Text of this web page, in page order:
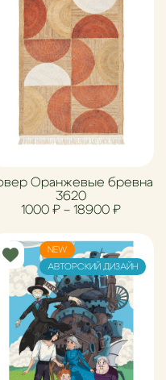
цен: 1900 ₽ – 18900 ₽
Оранжевые бревна
3620
1000₽ – 18900₽
NEW
АВТОРСКИЙ ДИЗАЙН